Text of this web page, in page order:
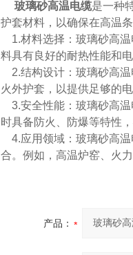
玻璃砂高温电缆是一种
护套材料，以确保在高温
1.材料选择：玻璃砂高温
料具有良好的耐热性能和
2.结构设计：玻璃砂高温
火外护套，以提供足够的
3.安全性能：玻璃砂高温
时具备防火、防爆等特性
4.应用领域：玻璃砂高温
合。例如，高温炉窑、火
产品：